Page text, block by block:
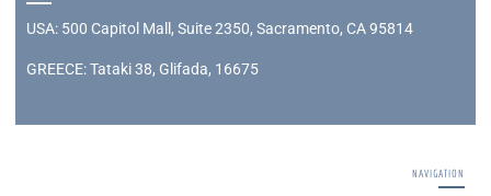
USA: 500 Capitol Mall, Suite 2350, Sacramento, CA 95814
GREECE: Tataki 38, Glifada, 16675
NAVIGATION